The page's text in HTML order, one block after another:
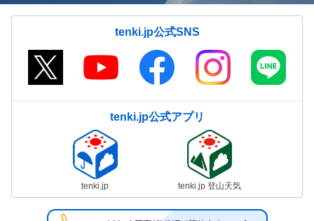
tenki.jp公式SNS
tenki.jp公式アプリ
tenki.jp tenki.jp 登山天気